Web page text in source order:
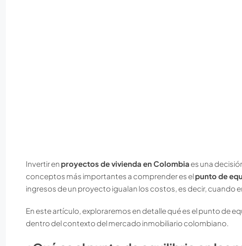
Invertir en proyectos de vivienda en Colombia es una
conceptos más importantes a comprender es elpunto de
ingresos de un proyecto igualan los costos, es decir, cuando
En este artículo, exploraremos en detalle qué es el punto de
dentro del contexto del mercado inmobiliario colombiano.